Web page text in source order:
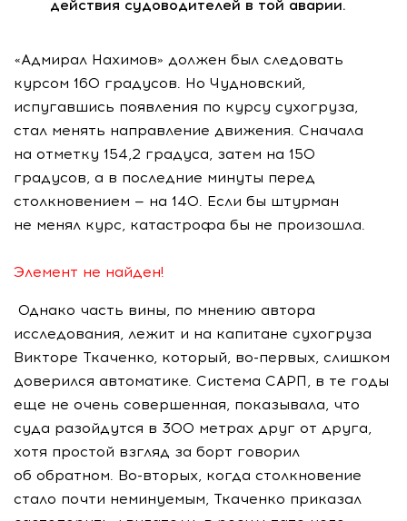
действия судоводителей в той аварии.
«Адмирал Нахимов» должен был следовать
курсом 160 градусов. Но Чудновский,
испугавшись появления по курсу сухогруза,
стал менять направление движения. Сначала
на отметку 154,2 градуса, затем на 150
градусов, а в последние минуты перед
столкновением — на 140. Если бы штурман
не менял курс, катастрофа бы не произошла.
Элемент не найден!
Однако часть вины, по мнению автора
исследования, лежит и на капитане сухогруза
Викторе Ткаченко, который, во-первых, слишком
доверился автоматике. Система САРП, в те годы
еще не очень совершенная, показывала, что
суда разойдутся в 300 метрах друг от друга,
хотя простой взгляд за борт говорил
об обратном. Во-вторых, когда столкновение
стало почти неминуемым, Ткаченко приказал